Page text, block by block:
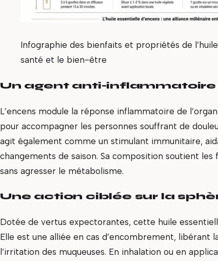
Infographie des bienfaits et propriétés de
santé et le bien-être
Un agent anti-
L’encens module la réponse inflammatoire de
pour accompagner les personnes souffrant de
agit également comme un stimulant immunitaire,
changements de saison. Sa composition soutient
sans agresser le métabolisme.
Une action ciblée sur la
Dotée de vertus expectorantes, cette huile
Elle est une alliée en cas d’encombrement, libérant
l’irritation des muqueuses. En inhalation ou en